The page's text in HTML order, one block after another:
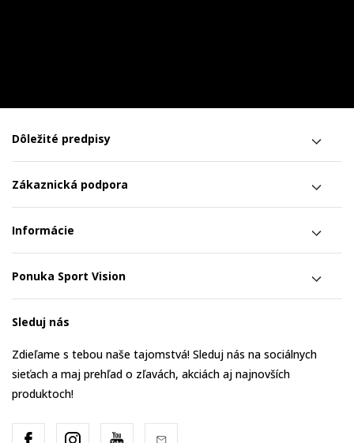
Dôležité predpisy
Zákaznická podpora
Informácie
Ponuka Sport Vision
Sleduj nás
Zdieľame s tebou naše tajomstvá! Sleduj nás na sociálnych
sieťach a maj prehľad o zľavách, akciách aj najnovších
produktoch!